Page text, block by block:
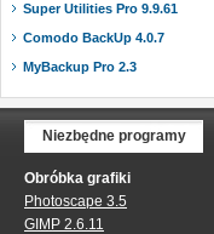
Super Utilities Pro 9.9.61
Comodo BackUp 4.0.7
MyBackup Pro 2.3
Niezbędne programy
Obróbka grafiki
Photoscape 3.5
GIMP 2.6.11